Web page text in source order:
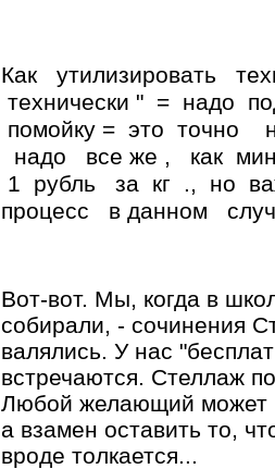
Как утилизировать
технически " = надо
помойку = это точно
надо все же , как
1 рубль за кг ., но
процесс в данном
Вот-вот. Мы, когда в
собирали, - сочинения
валялись. У нас
встречаются. Стеллаж
Любой желающий может
а взамен оставить то,
вроде толкается...